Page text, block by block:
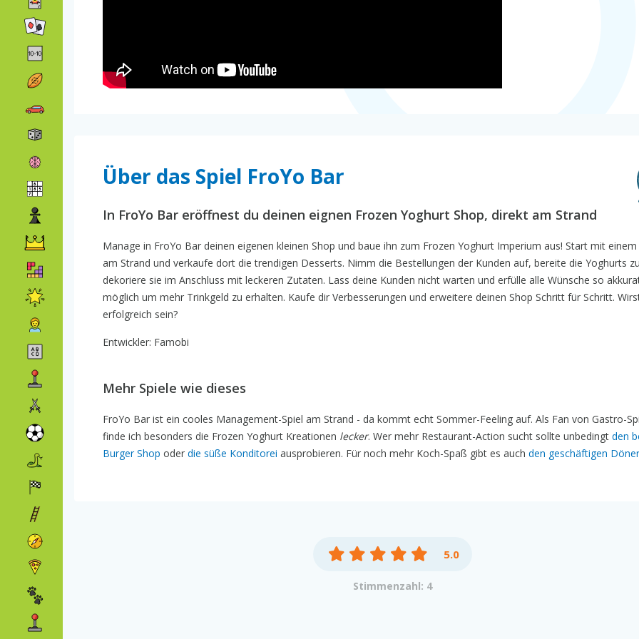
Über das Spiel FroYo Bar
In FroYo Bar eröffnest du deinen eignen Frozen Yoghurt Shop, direkt am Strand
Manage in FroYo Bar deinen eigenen kleinen Shop und baue ihn zum Frozen Yoghurt Imperium aus! Start mit
am Strand und verkaufe dort die trendigen Desserts. Nimm die Bestellungen der Kunden auf, bereite die Yoghurts
dekoriere sie im Anschluss mit leckeren Zutaten. Lass deine Kunden nicht warten und erfülle alle Wünsche so
möglich um mehr Trinkgeld zu erhalten. Kaufe dir Verbesserungen und erweitere deinen Shop Schritt für Schritt.
erfolgreich sein?
Entwickler: Famobi
Mehr Spiele wie dieses
FroYo Bar ist ein cooles Management-Spiel am Strand - da kommt echt Sommer-Feeling auf. Als Fan von Gastro-
finde ich besonders die Frozen Yoghurt Kreationen lecker. Wer mehr Restaurant-Action sucht sollte unbedingt den
Burger Shop oder die süße Konditorei ausprobieren. Für noch mehr Koch-Spaß gibt es auch den geschäftigen
5.0
Stimmenzahl: 4